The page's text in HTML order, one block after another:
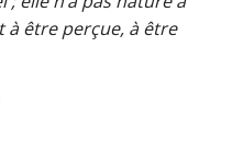
être perçue, à être